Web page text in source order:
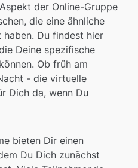
der Online-Gruppe
die eine ähnliche
Du findest hier
Deine spezifische
Ob früh am
- die virtuelle
Dich da, wenn Du
bieten Dir einen
Du Dich zunächst